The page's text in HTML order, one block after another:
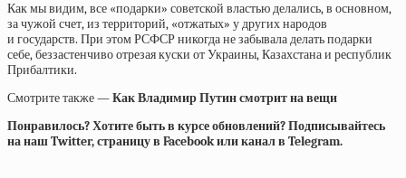
Как мы видим, все «подарки» советской властью делались, в основном,
за чужой счет, из территорий, «отжатых» у других народов
и государств. При этом РСФСР никогда не забывала делать подарки
себе, беззастенчиво отрезая куски от Украины, Казахстана и республик
Прибалтики.
Смотрите также —Как Владимир Путин смотрит на вещи
Понравилось? Хотите быть в курсе обновлений? Подписывайтесь
на наш Twitter, страницу в Facebook или канал в Telegram.